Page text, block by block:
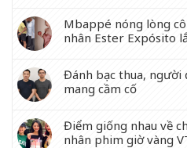
Mbappé nóng lòng
nhân Ester Expósito
Đánh bạc thua,
mang cầm cố
Điểm giống nhau về
nhân phim giờ vàng